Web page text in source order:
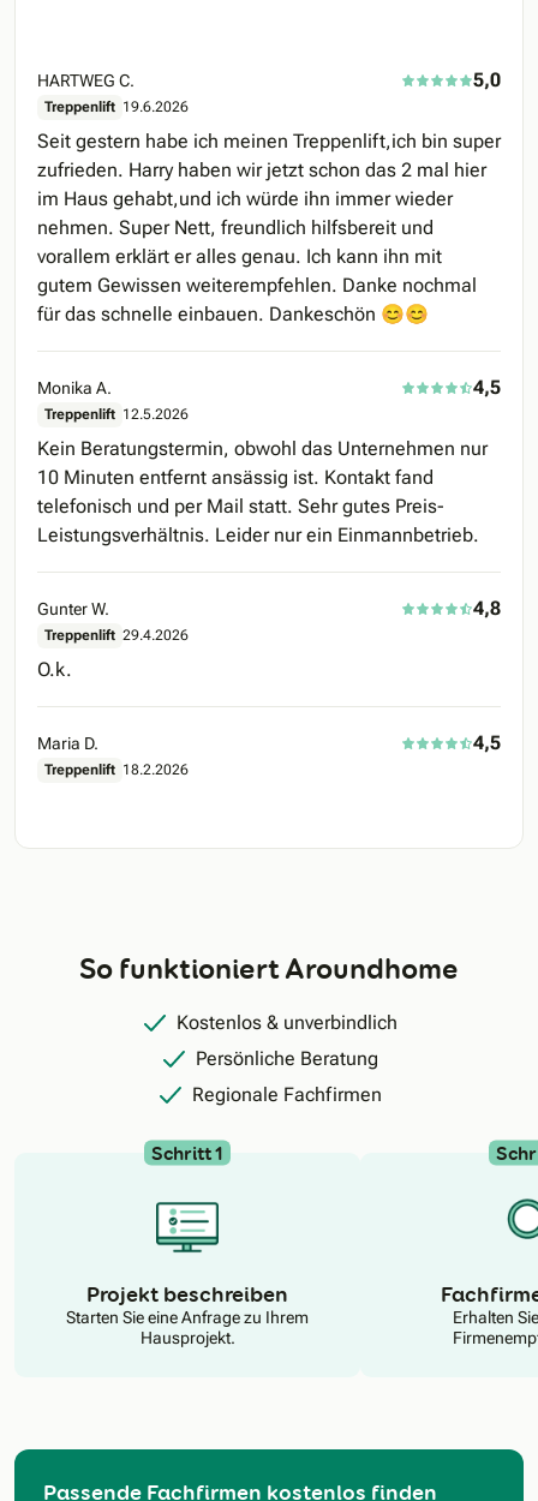
HARTWEG C. 5,0
Treppenlift 19.6.2026
Seit gestern habe ich meinen Treppenlift,ich bin super
zufrieden. Harry haben wir jetzt schon das 2 mal hier
im Haus gehabt,und ich würde ihn immer wieder
nehmen. Super Nett, freundlich hilfsbereit und
vorallem erklärt er alles genau. Ich kann ihn mit
gutem Gewissen weiterempfehlen. Danke nochmal
für das schnelle einbauen. Dankeschön 😊😊
Monika A. 4,5
Treppenlift 12.5.2026
Kein Beratungstermin, obwohl das Unternehmen nur
10 Minuten entfernt ansässig ist. Kontakt fand
telefonisch und per Mail statt. Sehr gutes Preis-
Leistungsverhältnis. Leider nur ein Einmannbetrieb.
Gunter W. 4,8
Treppenlift 29.4.2026
O.k.
Maria D. 4,5
Treppenlift 18.2.2026
So funktioniert Aroundhome
Kostenlos & unverbindlich
Persönliche Beratung
Regionale Fachfirmen
Schritt 1
Projekt beschreiben
Starten Sie eine Anfrage zu Ihrem
Hausprojekt.
Erhalten
Passende Fachfirmen kostenlos finden